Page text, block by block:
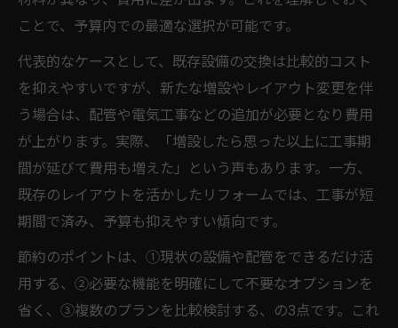
ことで、予算内での最適な選択が可能です。
代表的なケースとして、既存設備の交換は比較的コスト
を抑えやすいですが、新たな増設やレイアウト変更を伴
う場合は、配管や電気工事などの追加が必要となり費用
が上がります。実際、「増設したら思った以上に工事期
間が延びて費用も増えた」という声もあります。一方、
既存のレイアウトを活かしたリフォームでは、工事が短
期間で済み、予算も抑えやすい傾向です。
節約のポイントは、①現状の設備や配管をできるだけ活
用する、②必要な機能を明確にして不要なオプションを
省く、③複数のプランを比較検討する、の3点です。これ